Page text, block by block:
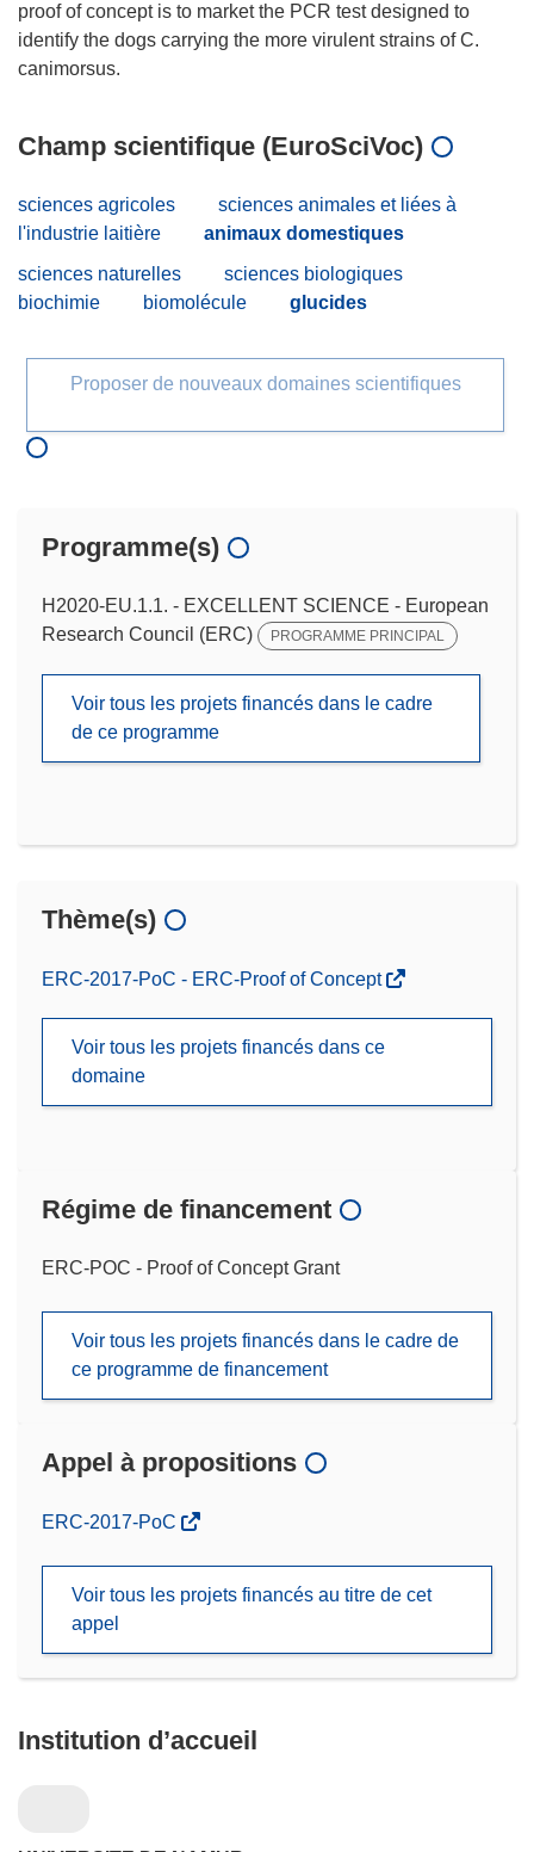
proof of concept is to market the PCR test designed to
identify the dogs carrying the more virulent strains of C.
Champ scientifique (EuroSciVoc)
sciences agricoles
sciences animales et liées à
l'industrie laitière
animaux domestiques
sciences naturelles
sciences biologiques
biochimie
biomolécule glucides
Proposer de nouveaux domaines scientifiques
Programme(s)
H2020-EU.1.1. - EXCELLENT SCIENCE - European
Research Council (ERC)
PROGRAMME PRINCIPAL
Voir tous les projets financés dans le cadre
de ce programme
Thème(s)
ERC-2017-PoC - ERC-Proof of Concept
Voir tous les projets financés dans ce
domaine
Régime de financement
ERC-POC - Proof of Concept Grant
Voir tous les projets financés dans le cadre de
ce programme de financement
Appel à propositions
(s’ouvre
nouvelle
fenêtre)
ERC-2017-PoC
Voir tous les projets financés au titre de cet
appel
Institution d’accueil